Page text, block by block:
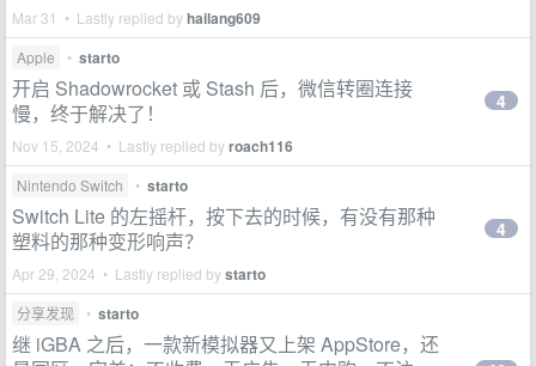
Mar 31 • Lastly replied byhailang609
Apple • starto
开启 Shadowrocket 或 Stash 后，微信转圈连接
慢，终于解决了！
Nov 15, 2024 • Lastly replied byroach116
4
Nintendo Switch • starto
Switch Lite 的左摇杆，按下去的时候，有没有那种
塑料的那种变形响声？
Apr 29, 2024 • Lastly replied bystarto
4
分享发现 • starto
继 iGBA 之后，一款新模拟器又上架 AppStore，还